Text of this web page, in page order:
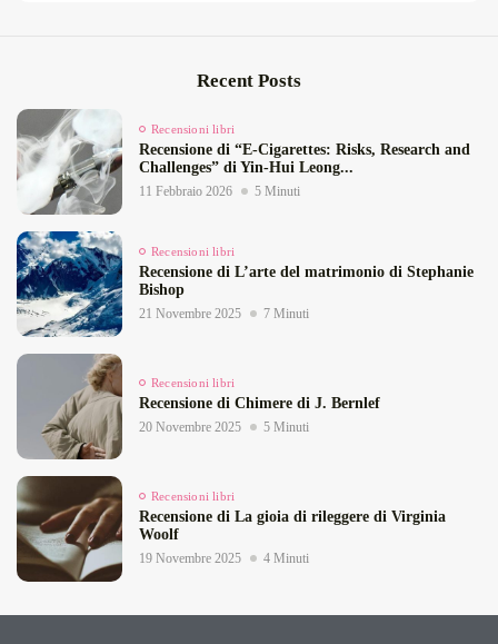
Recent Posts
Recensioni libri
Recensione di “E‑Cigarettes: Risks, Research and
Challenges” di Yin‑Hui Leong...
11 Febbraio 2026 5 Minuti
Recensioni libri
Recensione di L’arte del matrimonio di Stephanie
Bishop
21 Novembre 2025 7 Minuti
Recensioni libri
Recensione di Chimere di J. Bernlef
20 Novembre 2025 5 Minuti
Recensioni libri
Recensione di La gioia di rileggere di Virginia
Woolf
19 Novembre 2025 4 Minuti